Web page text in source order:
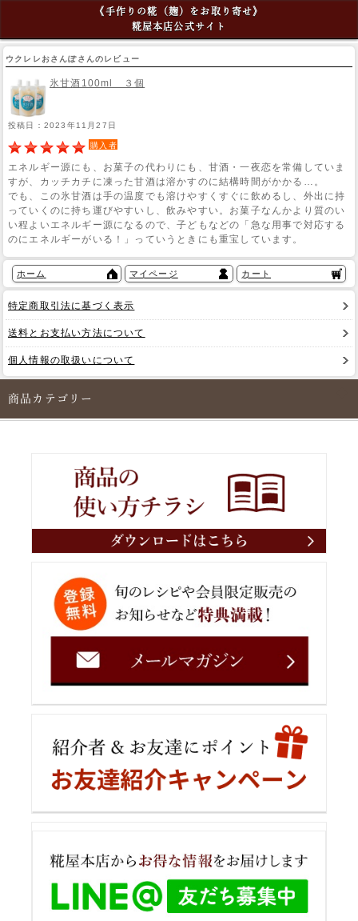
《手作りの糀（麹）をお取り寄せ》
糀屋本店公式サイト
ウクレレおさんぽさんのレビュー
氷甘酒100ml ３個
投稿日：2023年11月27日
購入者
エネルギー源にも、お菓子の代わりにも、甘酒・一夜恋を常備していま
すが、カッチカチに凍った甘酒は溶かすのに結構時間がかかる…。
でも、この氷甘酒は手の温度でも溶けやすくすぐに飲めるし、外出に持
っていくのに持ち運びやすいし、飲みやすい。お菓子なんかより質のい
い程よいエネルギー源になるので、子どもなどの「急な用事で対応する
のにエネルギーがいる！」っていうときにも重宝しています。
ホーム マイページ カート
特定商取引法に基づく表示
送料とお支払い方法について
個人情報の取扱いについて
商品カテゴリー